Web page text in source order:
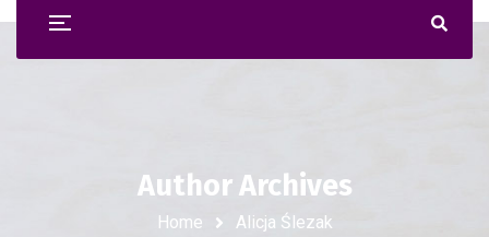
Author Archives
Home Alicja Ślezak